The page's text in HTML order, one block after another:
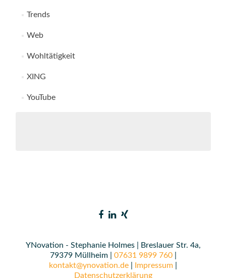
Trends
Web
Wohltätigkeit
XING
YouTube
YNovation - Stephanie Holmes | Breslauer Str. 4a,
79379 Müllheim | 07631 9899 760|
kontakt@ynovation.de
Impressum
Datenschutzerklärung